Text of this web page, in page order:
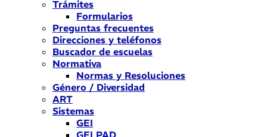
Trámites
Formularios
Preguntas frecuentes
Direcciones y teléfonos
Buscador de escuelas
Normativa
Normas y Resoluciones
Género / Diversidad
ART
Sistemas
GEI
GEI PAD